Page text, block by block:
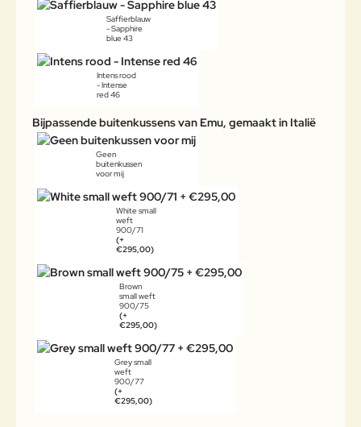
Saffierblauw
- Sapphire
blue 43
Intens rood
- Intense
red 46
Bijpassende buitenkussens van Emu, gemaakt in Italië
Geen
buitenkussen
voor mij
White small
weft
900/71
(+
€295,00)
Brown
small weft
900/75
(+
€295,00)
Grey small
weft
900/77
(+
€295,00)